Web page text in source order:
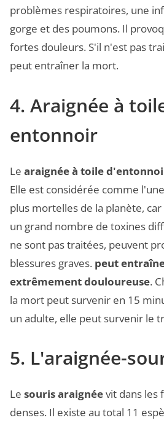
problèmes respiratoires, une
gorge et des poumons. Il
fortes douleurs. S'il n'est pas
peut entraîner la mort.
4. Araignée à
entonnoir
Le araignée à toile
Elle est considérée comme
plus mortelles de la planète,
un grand nombre de toxines
ne sont pas traitées, peuvent
blessures graves. peut
extrêmement douloureuse.
la mort peut survenir en 15
un adulte, elle peut survenir le
5. L'araignée-
Le souris araignéevit dans les
denses. Il existe au total 11